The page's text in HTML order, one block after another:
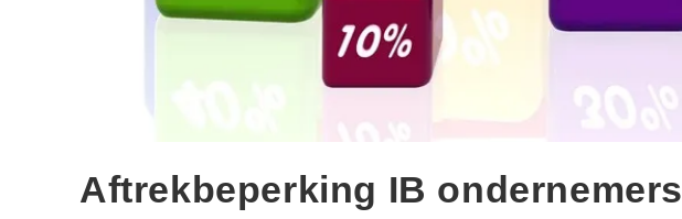
Aftrekbeperking IB ondernemers